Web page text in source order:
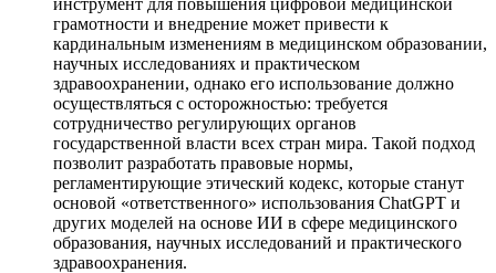
грамотности и внедрение может привести к
кардинальным изменениям в медицинском образовании,
научных исследованиях и практическом
здравоохранении, однако его использование должно
осуществляться с осторожностью: требуется
сотрудничество регулирующих органов
государственной власти всех стран мира. Такой подход
позволит разработать правовые нормы,
регламентирующие этический кодекс, которые станут
основой «ответственного» использования ChatGPT и
других моделей на основе ИИ в сфере медицинского
образования, научных исследований и практического
здравоохранения.